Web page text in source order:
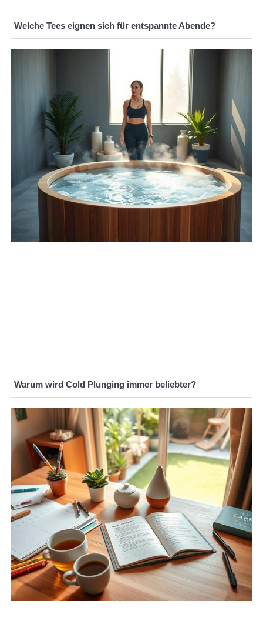
Welche Tees eignen sich für entspannte Abende?
Warum wird Cold Plunging immer beliebter?